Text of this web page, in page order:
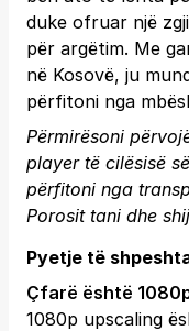
duke ofruar një
për argëtim. Me
në Kosovë, ju
përfitoni nga
Përmirësoni
player të cilësisë
përfitoni nga
Porosit tani dhe
Pyetje të
Çfarë është
1080p upscaling